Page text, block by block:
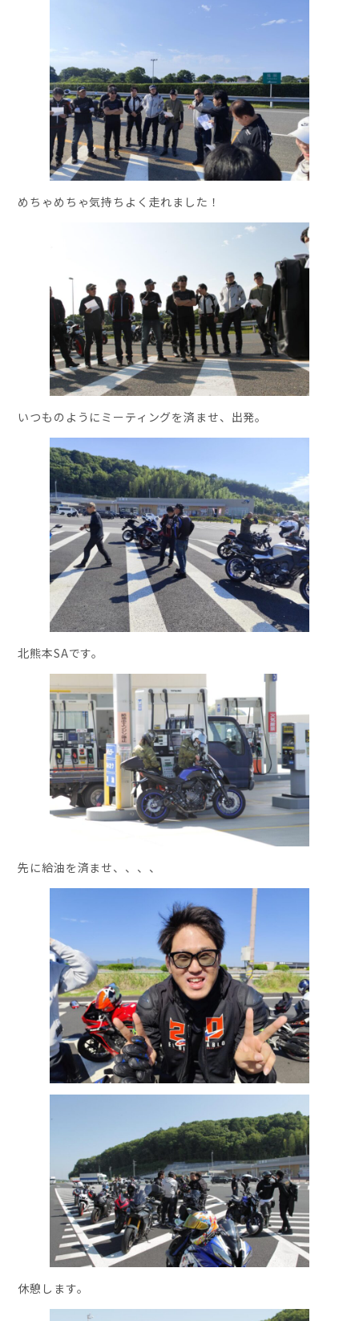
めちゃめちゃ気持ちよく走れました！
いつものようにミーティングを済ませ、出発。
北熊本SAです。
先に給油を済ませ、、、、
休憩します。